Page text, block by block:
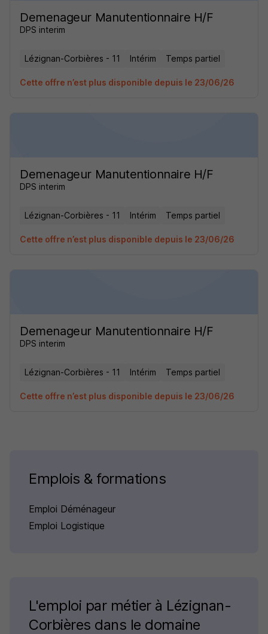
Demenageur Manutentionnaire H/F
DPS interim
Lézignan-Corbières - 11 Intérim Temps partiel
Cette offre n’est plus disponible depuis le 23/06/26
Demenageur Manutentionnaire H/F
DPS interim
Lézignan-Corbières - 11 Intérim Temps partiel
Cette offre n’est plus disponible depuis le 23/06/26
Demenageur Manutentionnaire H/F
DPS interim
Lézignan-Corbières - 11 Intérim Temps partiel
Cette offre n’est plus disponible depuis le 23/06/26
Emplois & formations
Emploi Déménageur
Emploi Logistique
L'emploi par métier à Lézignan-
Corbières dans le domaine